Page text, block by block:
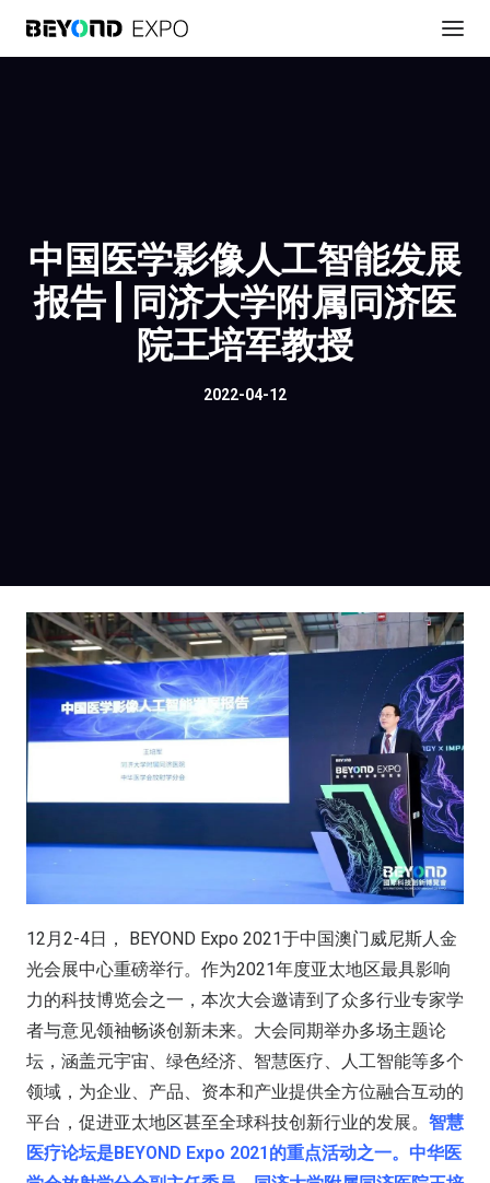
中国医学影像人工智能发展
报告 | 同济大学附属同济医
院王培军教授
2022-04-12
12月2-4日， BEYOND Expo 2021于中国澳门威尼斯人金
光会展中心重磅举行。作为2021年度亚太地区最具影响
力的科技博览会之一，本次大会邀请到了众多行业专家学
者与意见领袖畅谈创新未来。大会同期举办多场主题论
坛，涵盖元宇宙、绿色经济、智慧医疗、人工智能等多个
领域，为企业、产品、资本和产业提供全方位融合互动的
平台，促进亚太地区甚至全球科技创新行业的发展。 智慧
医疗论坛是BEYOND Expo 2021的重点活动之一。中华医